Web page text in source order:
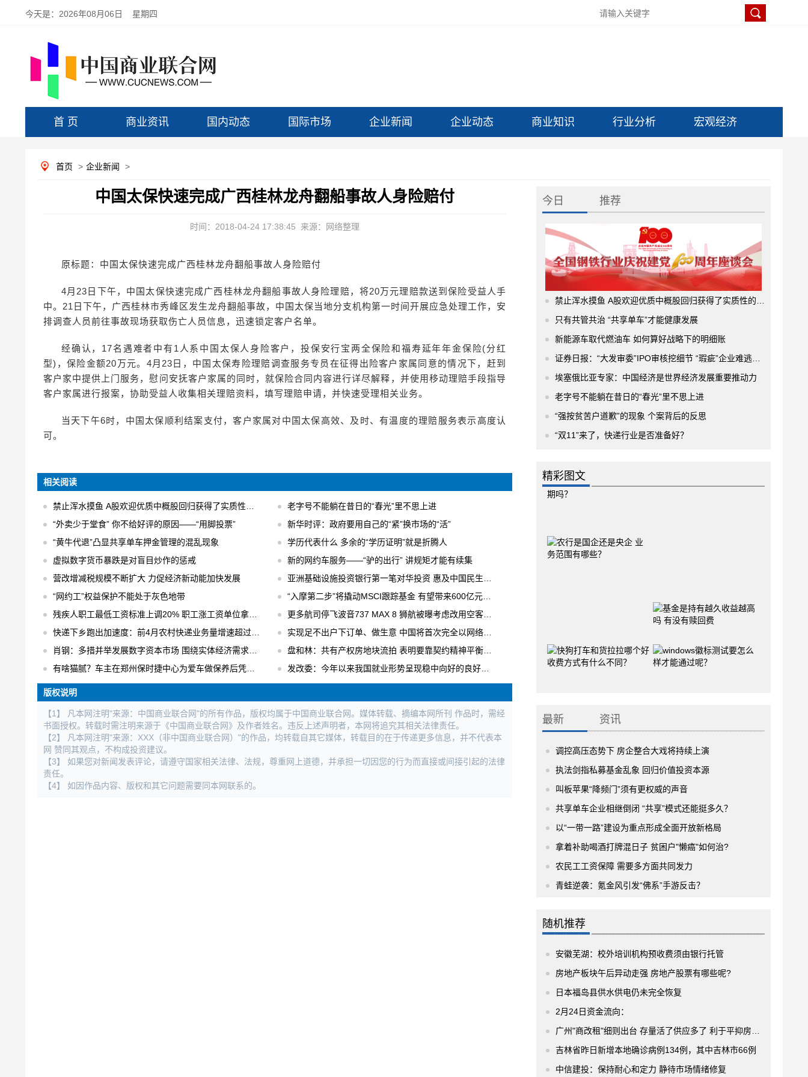
今天是： 2026年08月06日 星期四
首 页 商业资讯 国内动态 国际市场 企业新闻 企业动态 商业知识 行业分析 宏观经济
首页 > 企业新闻 >
中国太保快速完成广西桂林龙舟翻船事故人身险赔付
时间：2018-04-24 17:38:45 来源：网络整理
原标题：中国太保快速完成广西桂林龙舟翻船事故人身险赔付
4月23日下午，中国太保快速完成广西桂林龙舟翻船事故人身险理赔，将20万元理赔款送到保险受益人手
中。21日下午，广西桂林市秀峰区发生龙舟翻船事故，中国太保当地分支机构第一时间开展应急处理工作，安
排调查人员前往事故现场获取伤亡人员信息，迅速锁定客户名单。
经确认，17名遇难者中有1人系中国太保人身险客户，投保安行宝两全保险和福寿延年年金保险(分红
型)，保险金额20万元。4月23日，中国太保寿险理赔调查服务专员在征得出险客户家属同意的情况下，赶到
客户家中提供上门服务，慰问安抚客户家属的同时，就保险合同内容进行详尽解释，并使用移动理赔手段指导
客户家属进行报案，协助受益人收集相关理赔资料，填写理赔申请，并快速受理相关业务。
当天下午6时，中国太保顺利结案支付，客户家属对中国太保高效、及时、有温度的理赔服务表示高度认
可。
相关阅读
禁止浑水摸鱼 A股欢迎优质中概股回归获得了实质性的进展
老字号不能躺在昔日的“春光”里不思上进
“外卖少于堂食” 你不给好评的原因——“用脚投票”
新华时评：政府要用自己的“紧”换市场的“活”
“黄牛代退”凸显共享单车押金管理的混乱现象
学历代表什么 多余的“学历证明”就是折腾人
虚拟数字货币暴跌是对盲目炒作的惩戒
新的网约车服务——“驴的出行” 讲规矩才能有续集
营改增减税规模不断扩大 力促经济新动能加快发展
亚洲基础设施投资银行第一笔对华投资 惠及中国民生工程
“网约工”权益保护不能处于灰色地带
“入摩第二步”将撬动MSCI跟踪基金 有望带来600亿元国内增量资金
残疾人职工最低工资标准上调20% 职工涨工资单位拿补贴
更多航司停飞波音737 MAX 8 狮航被曝考虑改用空客飞机
快递下乡跑出加速度：前4月农村快递业务量增速超过30% 日均快件处理量达1.6亿件
实现足不出户下订单、做生意 中国将首次完全以网络形式举办广交会
肖钢：多措并举发展数字资本市场 围绕实体经济需求进行数字化创新
盘和林：共有产权房地块流拍 表明要靠契约精神平衡各方利益
有啥猫腻？车主在郑州保时捷中心为爱车做保养后凭空出现大修记录
发改委：今年以来我国就业形势呈现稳中向好的良好局面
版权说明
【1】 凡本网注明"来源：中国商业联合网"的所有作品，版权均属于中国商业联合网。媒体转载、摘编本网所刊 作品时，需经
书面授权。转载时需注明来源于《中国商业联合网》及作者姓名。违反上述声明者，本网将追究其相关法律责任。
【2】 凡本网注明"来源：XXX（非中国商业联合网）"的作品，均转载自其它媒体，转载目的在于传递更多信息，并不代表本
网 赞同其观点，不构成投资建议。
【3】 如果您对新闻发表评论，请遵守国家相关法律、法规，尊重网上道德，并承担一切因您的行为而直接或间接引起的法律
责任。
【4】 如因作品内容、版权和其它问题需要同本网联系的。
今日 推荐
禁止浑水摸鱼 A股欢迎优质中概股回归获得了实质性的进展
只有共管共治 “共享单车”才能健康发展
新能源车取代燃油车 如何算好战略下的明细账
证券日报：“大发审委”IPO审核挖细节 “瑕疵”企业难逃法眼
埃塞俄比亚专家：中国经济是世界经济发展重要推动力
老字号不能躺在昔日的“春光”里不思上进
“强按贫苦户道歉”的现象 个案背后的反思
“双11”来了，快递行业是否准备好？
精彩图文
最新 资讯
调控高压态势下 房企整合大戏将持续上演
执法剑指私募基金乱象 回归价值投资本源
叫板苹果“降频门”须有更权威的声音
共享单车企业相继倒闭 “共享”模式还能挺多久？
以“一带一路”建设为重点形成全面开放新格局
拿着补助喝酒打牌混日子 贫困户"懒癌"如何治?
农民工工资保障 需要多方面共同发力
青蛙逆袭：氪金风引发“佛系”手游反击？
随机推荐
安徽芜湖：校外培训机构预收费须由银行托管
房地产板块午后异动走强 房地产股票有哪些呢?
日本福岛县供水供电仍未完全恢复
2月24日资金流向：
广州"商改租"细则出台 存量活了供应多了 利于平抑房价房租
吉林省昨日新增本地确诊病例134例，其中吉林市66例
中信建投：保持耐心和定力 静待市场情绪修复